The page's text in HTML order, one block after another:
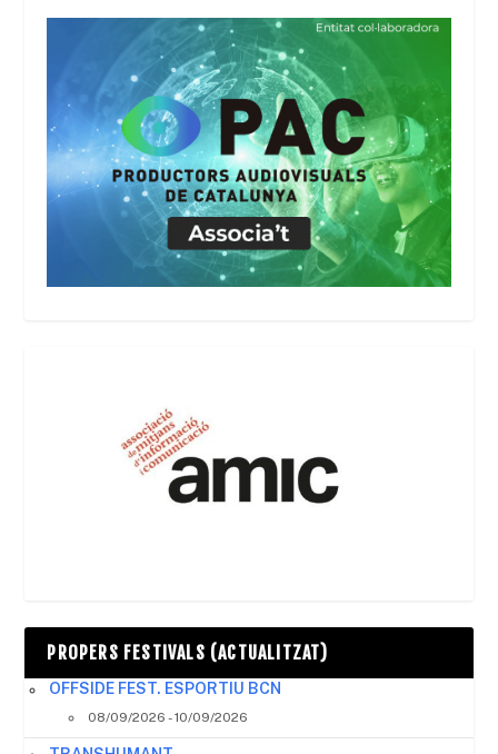
PROPERS FESTIVALS (ACTUALITZAT)
OFFSIDE FEST. ESPORTIU BCN
08/09/2026 - 10/09/2026